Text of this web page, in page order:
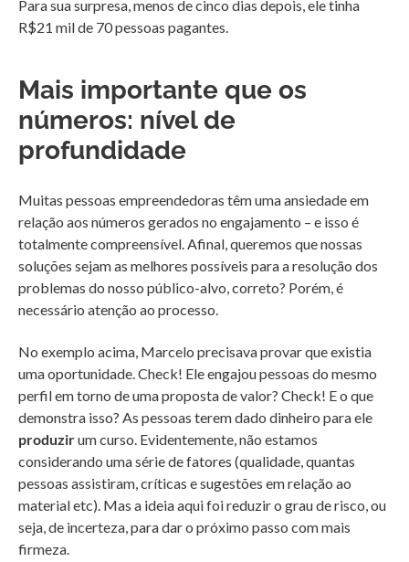
Para sua surpresa, menos de cinco dias depois, ele tinha
R$21 mil de 70 pessoas pagantes.
Mais importante que os
números: nível de
profundidade
Muitas pessoas empreendedoras têm uma ansiedade em
relação aos números gerados no engajamento – e isso é
totalmente compreensível. Afinal, queremos que nossas
soluções sejam as melhores possíveis para a resolução dos
problemas do nosso público-alvo, correto? Porém, é
necessário atenção ao processo.
No exemplo acima, Marcelo precisava provar que existia
uma oportunidade. Check! Ele engajou pessoas do mesmo
perfil em torno de uma proposta de valor? Check! E o que
demonstra isso? As pessoas terem dado dinheiro para ele
produzirum curso. Evidentemente, não estamos
considerando uma série de fatores (qualidade, quantas
pessoas assistiram, críticas e sugestões em relação ao
material etc). Mas a ideia aqui foi reduzir o grau de risco, ou
seja, de incerteza, para dar o próximo passo com mais
firmeza.